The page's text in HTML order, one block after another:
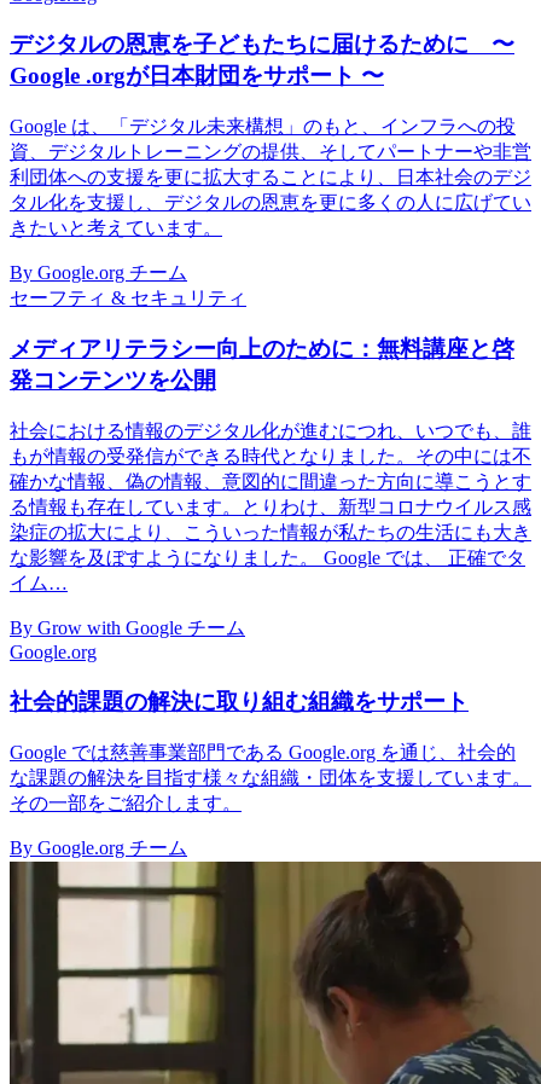
デジタルの恩恵を子どもたちに届けるために 〜
Google .orgが日本財団をサポート 〜
Google は、「デジタル未来構想」のもと、インフラへの投
資、デジタルトレーニングの提供、そしてパートナーや非営
利団体への支援を更に拡大することにより、日本社会のデジ
タル化を支援し、デジタルの恩恵を更に多くの人に広げてい
きたいと考えています。
By Google.org チーム
セーフティ & セキュリティ
メディアリテラシー向上のために：無料講座と啓
発コンテンツを公開
社会における情報のデジタル化が進むにつれ、いつでも、誰
もが情報の受発信ができる時代となりました。その中には不
確かな情報、偽の情報、意図的に間違った方向に導こうとす
る情報も存在しています。とりわけ、新型コロナウイルス感
染症の拡大により、こういった情報が私たちの生活にも大き
な影響を及ぼすようになりました。 Google では、 正確でタ
イム…
By Grow with Google チーム
Google.org
社会的課題の解決に取り組む組織をサポート
Google では慈善事業部門である Google.org を通じ、社会的
な課題の解決を目指す様々な組織・団体を支援しています。
その一部をご紹介します。
By Google.org チーム